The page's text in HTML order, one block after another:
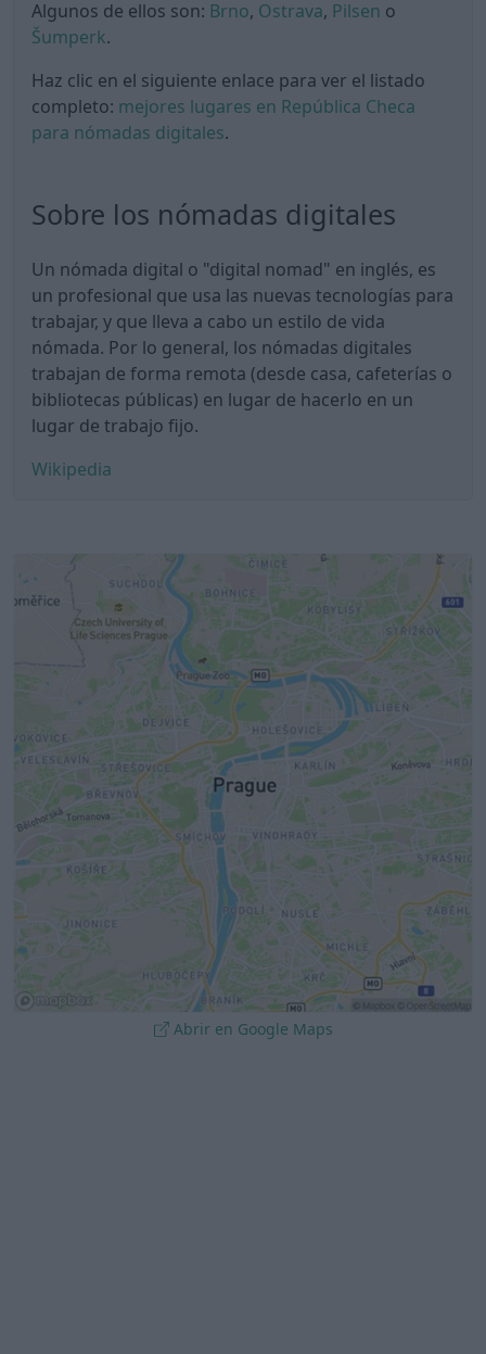
Algunos de ellos son: Brno, Ostrava, Pilsen o
Šumperk.
Haz clic en el siguiente enlace para ver el listado
completo: mejores lugares en República Checa
para nómadas digitales.
Sobre los nómadas digitales
Un nómada digital o "digital nomad" en inglés, es
un profesional que usa las nuevas tecnologías para
trabajar, y que lleva a cabo un estilo de vida
nómada. Por lo general, los nómadas digitales
trabajan de forma remota (desde casa, cafeterías o
bibliotecas públicas) en lugar de hacerlo en un
lugar de trabajo fijo.
Wikipedia
Abrir en Google Maps